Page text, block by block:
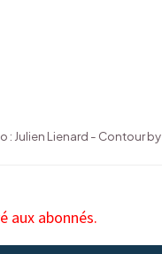
Julien Lienard - Contour
aux abonnés.